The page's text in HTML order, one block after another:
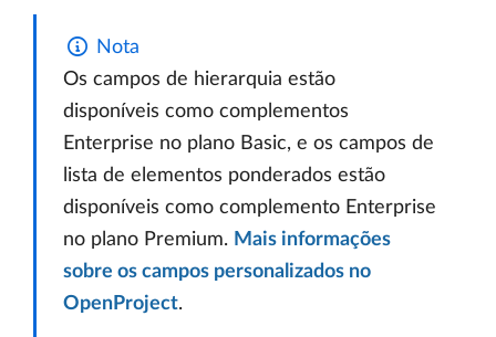
Nota
Os campos de hierarquia estão
disponíveis como complementos
Enterprise no plano Basic, e os campos de
lista de elementos ponderados estão
disponíveis como complemento Enterprise
no plano Premium. Mais informações
sobre os campos personalizados no
OpenProject.